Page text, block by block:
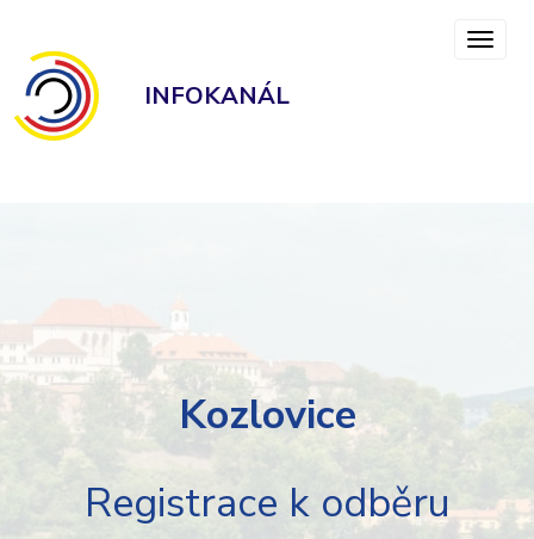
INFOKANÁL
Kozlovice
Registrace k odběru